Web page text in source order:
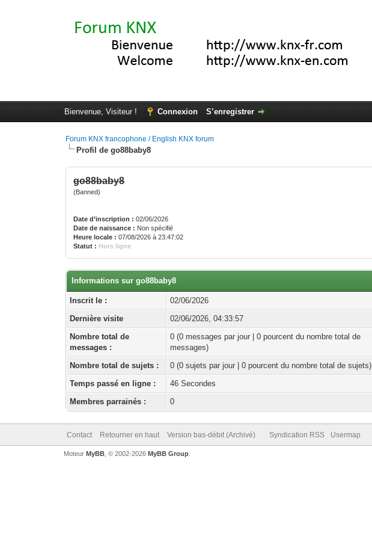
Bienvenue, Visiteur ! Connexion S’enregistrer
Forum KNX francophone / English KNX forum
Profil de go88baby8
go88baby8
(Banned)
Date d’inscription : 02/06/2026
Date de naissance : Non spécifié
Heure locale : 07/08/2026 à 23:47:02
Statut : Hors ligne
Informations sur go88baby8
Inscrit le :
02/06/2026
Dernière visite
02/06/2026, 04:33:57
Nombre total de
messages :
0 (0 messages par jour | 0 pourcent du nombre total de
messages)
Nombre total de sujets :
0 (0 sujets par jour | 0 pourcent du nombre total de sujets)
Temps passé en ligne :
46 Secondes
Membres parrainés :
0
Contact Retourner en haut Version bas-débit (Archivé) Syndication RSS Usermap
Moteur MyBB, © 2002-2026 MyBB Group.